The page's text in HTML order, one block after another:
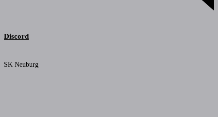
Discord
SK Neuburg